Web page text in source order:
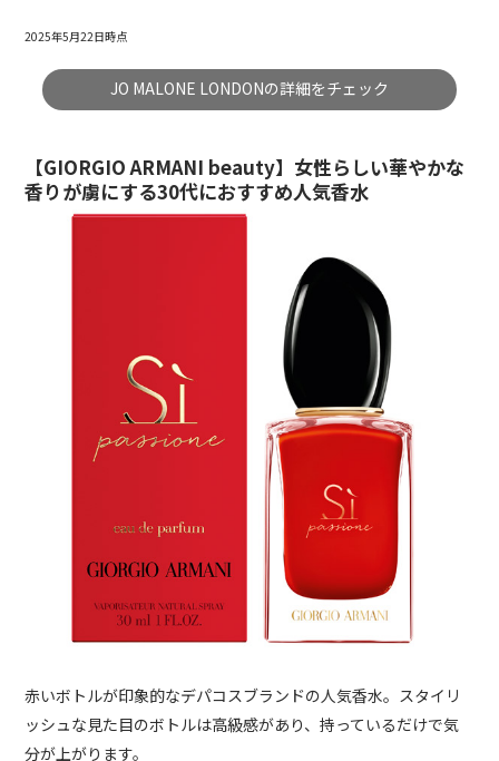
2025年5月22日時点
JO MALONE LONDONの詳細をチェック
【GIORGIO ARMANI beauty】女性らしい華やかな
香りが虜にする30代におすすめ人気香水
赤いボトルが印象的なデパコスブランドの人気香水。スタイリ
ッシュな見た目のボトルは高級感があり、持っているだけで気
分が上がります。